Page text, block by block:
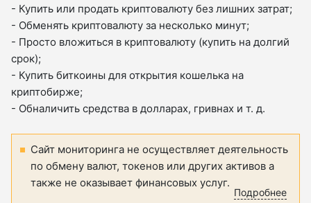
- Купить или продать криптовалюту без лишних затрат;
- Обменять криптовалюту за несколько минут;
- Просто вложиться в криптовалюту (купить на долгий
срок);
- Купить биткоины для открытия кошелька на
криптобирже;
- Обналичить средства в долларах, гривнах и т. д.
Сайт мониторинга не осуществляет деятельность
по обмену валют, токенов или других активов а
также не оказывает финансовых услуг.
Подробнее